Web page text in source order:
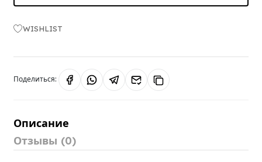
WISHLIST
Поделиться:
Описание
Отзывы (0)